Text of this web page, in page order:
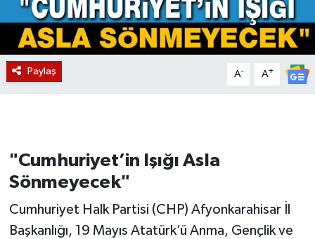
Paylaş A- A+
"Cumhuriyet’in Işığı Asla
Sönmeyecek"
Cumhuriyet Halk Partisi (CHP) Afyonkarahisar İl
Başkanlığı, 19 Mayıs Atatürk’ü Anma, Gençlik ve